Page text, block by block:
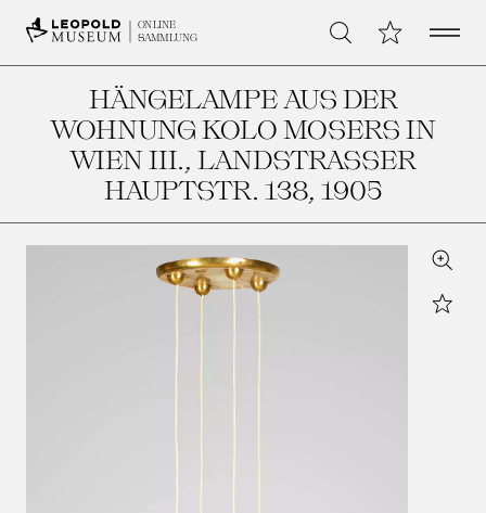
ONLINE
SAMMLUNG
Suche Meine Open
HÄNGELAMPE AUS DER
WOHNUNG KOLO MOSERS IN
WIEN III., LANDSTRASSER H
AUPTSTR. 138 , 1905
Zoom
Star